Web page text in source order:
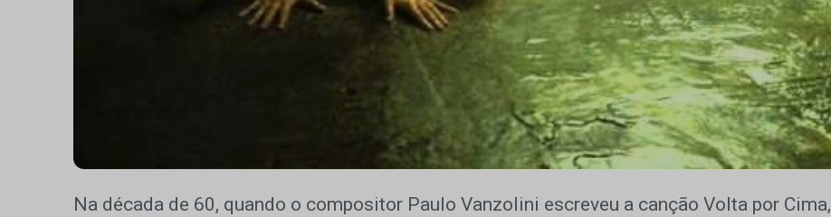
Na década de 60, quando o compositor Paulo Vanzolini escreveu a canção Volta por Cima,